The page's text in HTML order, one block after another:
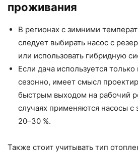
проживания
В регионах с зимними
следует выбирать насос с
или использовать гибридную
Если дача используется
сезонно, имеет смысл
быстрым выходом на рабочий
случаях применяются насосы
20–30 %.
Также стоит учитывать тип